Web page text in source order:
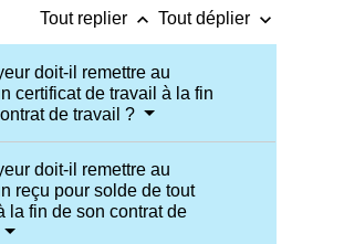
Tout replier keyboard_arrow_up Tout déplier keyboard_arrow_down
doit-il remettre au
certificat de travail à la fin
de travail ?
doit-il remettre au
reçu pour solde de tout
la fin de son contrat de